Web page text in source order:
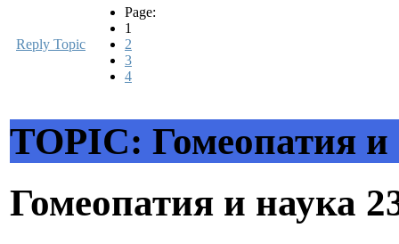
Reply Topic
Page:
1
2
3
4
TOPIC: Гомеопатия и
Гомеопатия и наука